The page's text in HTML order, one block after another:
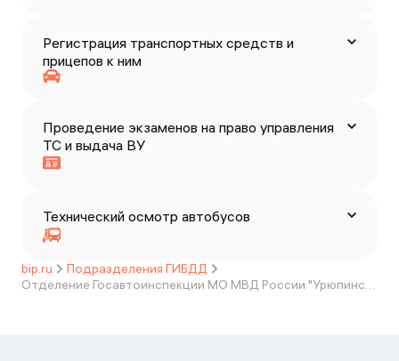
Регистрация транспортных средств и
прицепов к ним
Проведение экзаменов на право управления
ТС и выдача ВУ
Технический осмотр автобусов
bip.ru
Подразделения ГИБДД
Отделение Госавтоинспекции МО МВД России "Урюпинский" Волгоградской области